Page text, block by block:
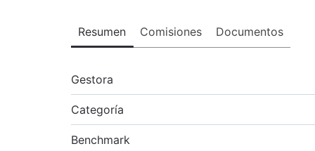
Resumen Comisiones Documentos
Gestora
Categoría
Benchmark